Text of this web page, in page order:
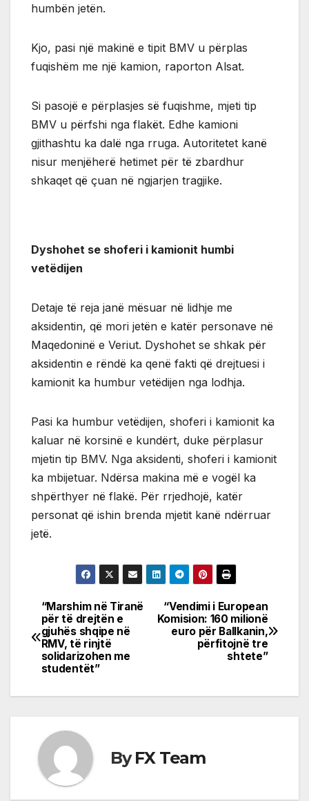
humbën jetën.
Kjo, pasi një makinë e tipit BMV u përplas
fuqishëm me një kamion, raporton Alsat.
Si pasojë e përplasjes së fuqishme, mjeti tip
BMV u përfshi nga flakët. Edhe kamioni
gjithashtu ka dalë nga rruga. Autoritetet kanë
nisur menjëherë hetimet për të zbardhur
shkaqet që çuan në ngjarjen tragjike.
Dyshohet se shoferi i kamionit humbi
vetëdijen
Detaje të reja janë mësuar në lidhje me
aksidentin, që mori jetën e katër personave në
Maqedoninë e Veriut. Dyshohet se shkak për
aksidentin e rëndë ka qenë fakti që drejtuesi i
kamionit ka humbur vetëdijen nga lodhja.
Pasi ka humbur vetëdijen, shoferi i kamionit ka
kaluar në korsinë e kundërt, duke përplasur
mjetin tip BMV. Nga aksidenti, shoferi i kamionit
ka mbijetuar. Ndërsa makina më e vogël ka
shpërthyer në flakë. Për rrjedhojë, katër
personat që ishin brenda mjetit kanë ndërruar
jetë.
Post
navigation
“Vendimi i European
Komision: 160 milionë
euro për Ballkanin,
përfitojnë tre
shtete”
“Marshim në Tiranë
për të drejtën e
gjuhës shqipe në
RMV, të rinjtë
solidarizohen me
studentët”
ByFX Team